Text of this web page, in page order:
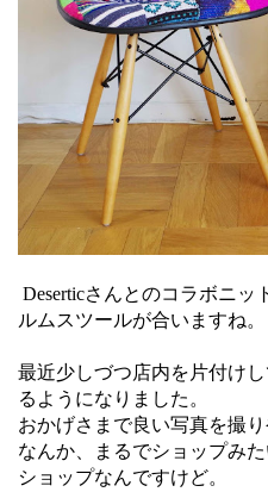
Deserticさんとのコラボニッ
ルムスツールが合いますね。
最近少しづつ店内を片付け
るようになりました。
おかげさまで良い写真を撮り
なんか、まるでショップみ
ショップなんですけど。